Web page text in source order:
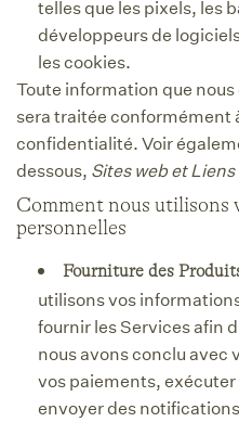
telles que les pixels, les
développeurs de
les cookies.
Toute information que
sera traitée conformément
confidentialité. Voir
dessous, Sites web et
Comment nous utilisons
personnelles
Fourniture des
utilisons vos
fournir les Services afin
nous avons conclu
vos paiements,
envoyer des